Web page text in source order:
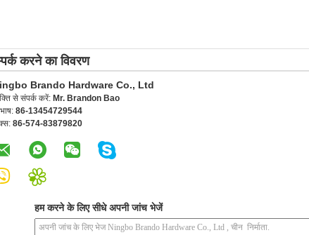
करने का विवरण
Brando Hardware Co., Ltd
से संपर्क करें: Mr. Brandon Bao
86-13454729544
86-574-83879820
हम करने के लिए सीधे अपनी जांच भेजें